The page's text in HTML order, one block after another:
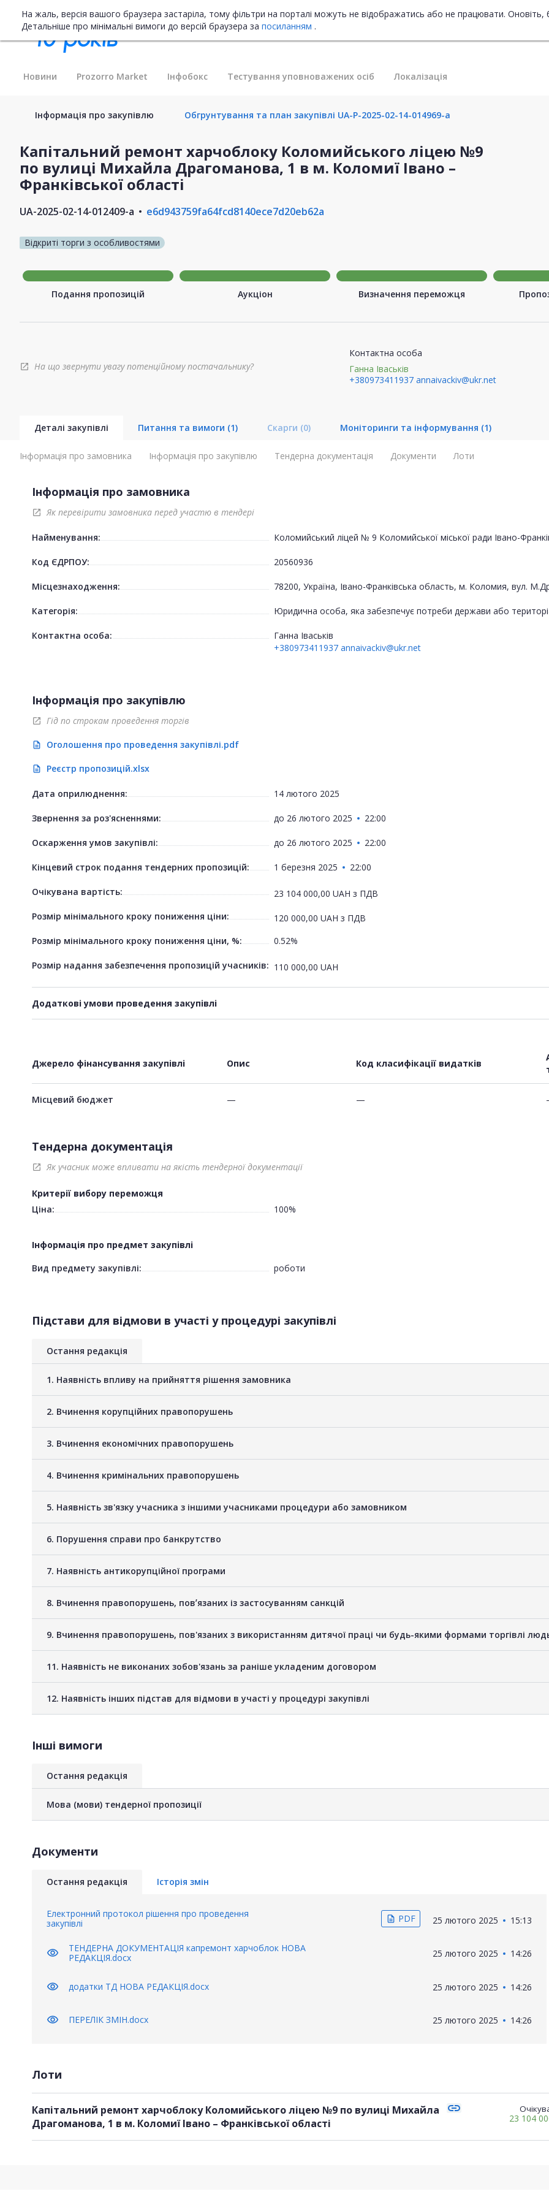
На жаль, версія вашого браузера застаріла, тому фільтри на порталі можуть не відображатись або не працювати.
Детальніше про мінімальні вимоги до версій браузера за посиланням .
Новини Prozorro Market Інфобокс Тестування уповноважених осіб Локалізація
Інформація про закупівлю Обгрунтування та план закупівлі UA-P-2025-02-14-014969-a
Капітальний ремонт харчоблоку Коломийського ліцею №9
по вулиці Михайла Драгоманова, 1 в м. Коломиї Івано –
Франківської області
UA-2025-02-14-012409-a e6d943759fa64fcd8140ece7d20eb62a
Відкриті торги з особливостями
Подання пропозицій Аукціон Визначення переможця
open_in_new На що звернути увагу потенційному постачальнику?
Контактна особа
Ганна Іваськів
+380973411937 annaivackiv@ukr.net
Деталі закупівлі Питання та вимоги (1) Скарги (0) Моніторинги та інформування (1)
Інформація про замовника Інформація про закупівлю Тендерна документація Документи Лоти
Інформація про замовника
open_in_new Як перевірити замовника перед участю в тендері
Найменування: Коломийський ліцей № 9 Коломийської міської ради Івано-
Код ЄДРПОУ: 20560936
Місцезнаходження: 78200, Україна, Івано-Франківська область, м. Коломия, вул.
Категорія: Юридична особа, яка забезпечує потреби держави або
Контактна особа:
Ганна Іваськів
+380973411937 annaivackiv@ukr.net
Інформація про закупівлю
open_in_new Гід по строкам проведення торгів
description Оголошення про проведення закупівлі.pdf
description Реєстр пропозицій.xlsx
Дата оприлюднення: 14 лютого 2025
Звернення за роз'ясненнями: до 26 лютого 2025 22:00
Оскарження умов закупівлі: до 26 лютого 2025 22:00
Кінцевий строк подання тендерних пропозицій: 1 березня 2025 22:00
Очікувана вартість: 23 104 000,00 UAH з ПДВ
Розмір мінімального кроку пониження ціни:
120 000,00 UAH з ПДВ
Розмір мінімального кроку пониження ціни, %:
0.52%
Розмір надання забезпечення пропозицій учасників: 110 000,00 UAH
Додаткові умови проведення закупівлі
Джерело фінансування закупівлі Опис Код класифікації видатків
Місцевий бюджет — —
Тендерна документація
open_in_new Як учасник може впливати на якість тендерної документації
Критерії вибору переможця
Ціна:
100%
Інформація про предмет закупівлі
Вид предмету закупівлі:
роботи
Підстави для відмови в участі у процедурі закупівлі
Остання редакція
1. Наявність впливу на прийняття рішення замовника
2. Вчинення корупційних правопорушень
3. Вчинення економічних правопорушень
4. Вчинення кримінальних правопорушень
5. Наявність зв'язку учасника з іншими учасниками процедури або замовником
6. Порушення справи про банкрутство
7. Наявність антикорупційної програми
8. Вчинення правопорушень, повʼязаних із застосуванням санкцій
9. Вчинення правопорушень, пов'язаних з використанням дитячої праці чи будь-якими формами торгівлі
11. Наявність не виконаних зобов'язань за раніше укладеним договором
12. Наявність інших підстав для відмови в участі у процедурі закупівлі
Інші вимоги
Остання редакція
Мова (мови) тендерної пропозиції
Документи
Остання редакція Історія змін
Електронний протокол рішення про проведення
закупівлі
description PDF 25 лютого 2025 15:13
visibility
ТЕНДЕРНА ДОКУМЕНТАЦІЯ капремонт харчоблок НОВА
РЕДАКЦІЯ.docx
25 лютого 2025 14:26
visibility додатки ТД НОВА РЕДАКЦІЯ.docx 25 лютого 2025 14:26
visibility ПЕРЕЛІК ЗМІН.docx 25 лютого 2025 14:26
Лоти
Капітальний ремонт харчоблоку Коломийського ліцею №9 по вулиці Михайла
Драгоманова, 1 в м. Коломиї Івано – Франківської області
link
23 104